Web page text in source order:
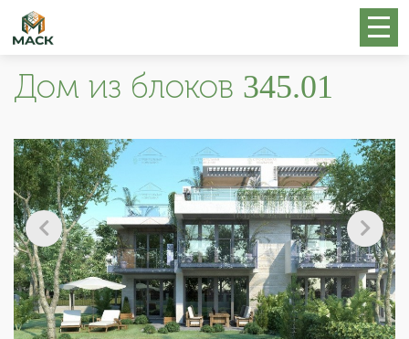
Дом из блоков 345.01